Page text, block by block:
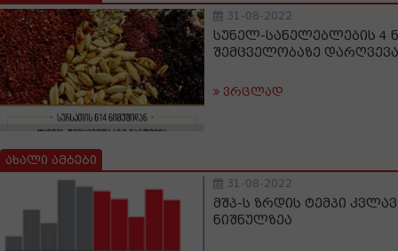
31-08-2022
სუნელ-სანელებლების 4
შემცველობაზე
ვრცლად
ახალი ამბები
31-08-2022
მშპ-ს ზრდის ტემპი
ნიშნულზეა